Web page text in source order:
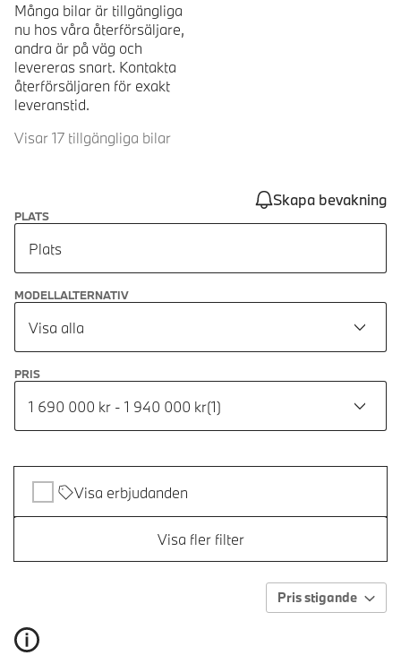
Många bilar är tillgängliga
nu hos våra återförsäljare,
andra är på väg och
levereras snart. Kontakta
återförsäljaren för exakt
leveranstid.
Visar 17 tillgängliga bilar
Skapa bevakning
PLATS
Plats
MODELLALTERNATIV
Visa alla
PRIS
1 690 000 kr - 1 940 000 kr(1)
Visa erbjudanden
Visa fler filter
Pris stigande